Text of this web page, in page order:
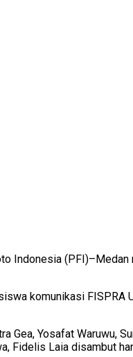
Indonesia
komunikasi FISPRA
Gea, Yosafat Waruwu,
Fidelis Laia disambut